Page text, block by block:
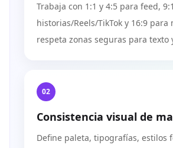
Trabaja con 1:1 y 4:5 para feed,
historias/Reels/TikTok y 16:9 para
respeta zonas seguras para texto
02
Consistencia visual de
Define paleta, tipografías, estilos